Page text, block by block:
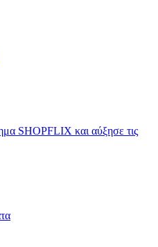
SHOPFLIX και αύξησε τις